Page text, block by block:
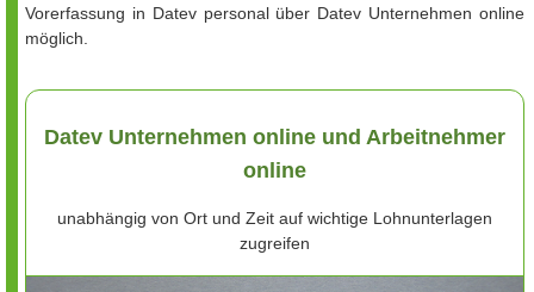
Vorerfassung in Datev personal über Datev Unternehmen online
möglich.
Datev Unternehmen online und Arbeitnehmer
online
unabhängig von Ort und Zeit auf wichtige Lohnunterlagen
zugreifen